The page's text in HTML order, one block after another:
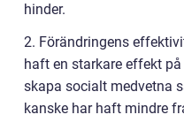
hinder.
2. Förändringens
haft en starkare effekt
skapa socialt medvetna
kanske har haft mindre